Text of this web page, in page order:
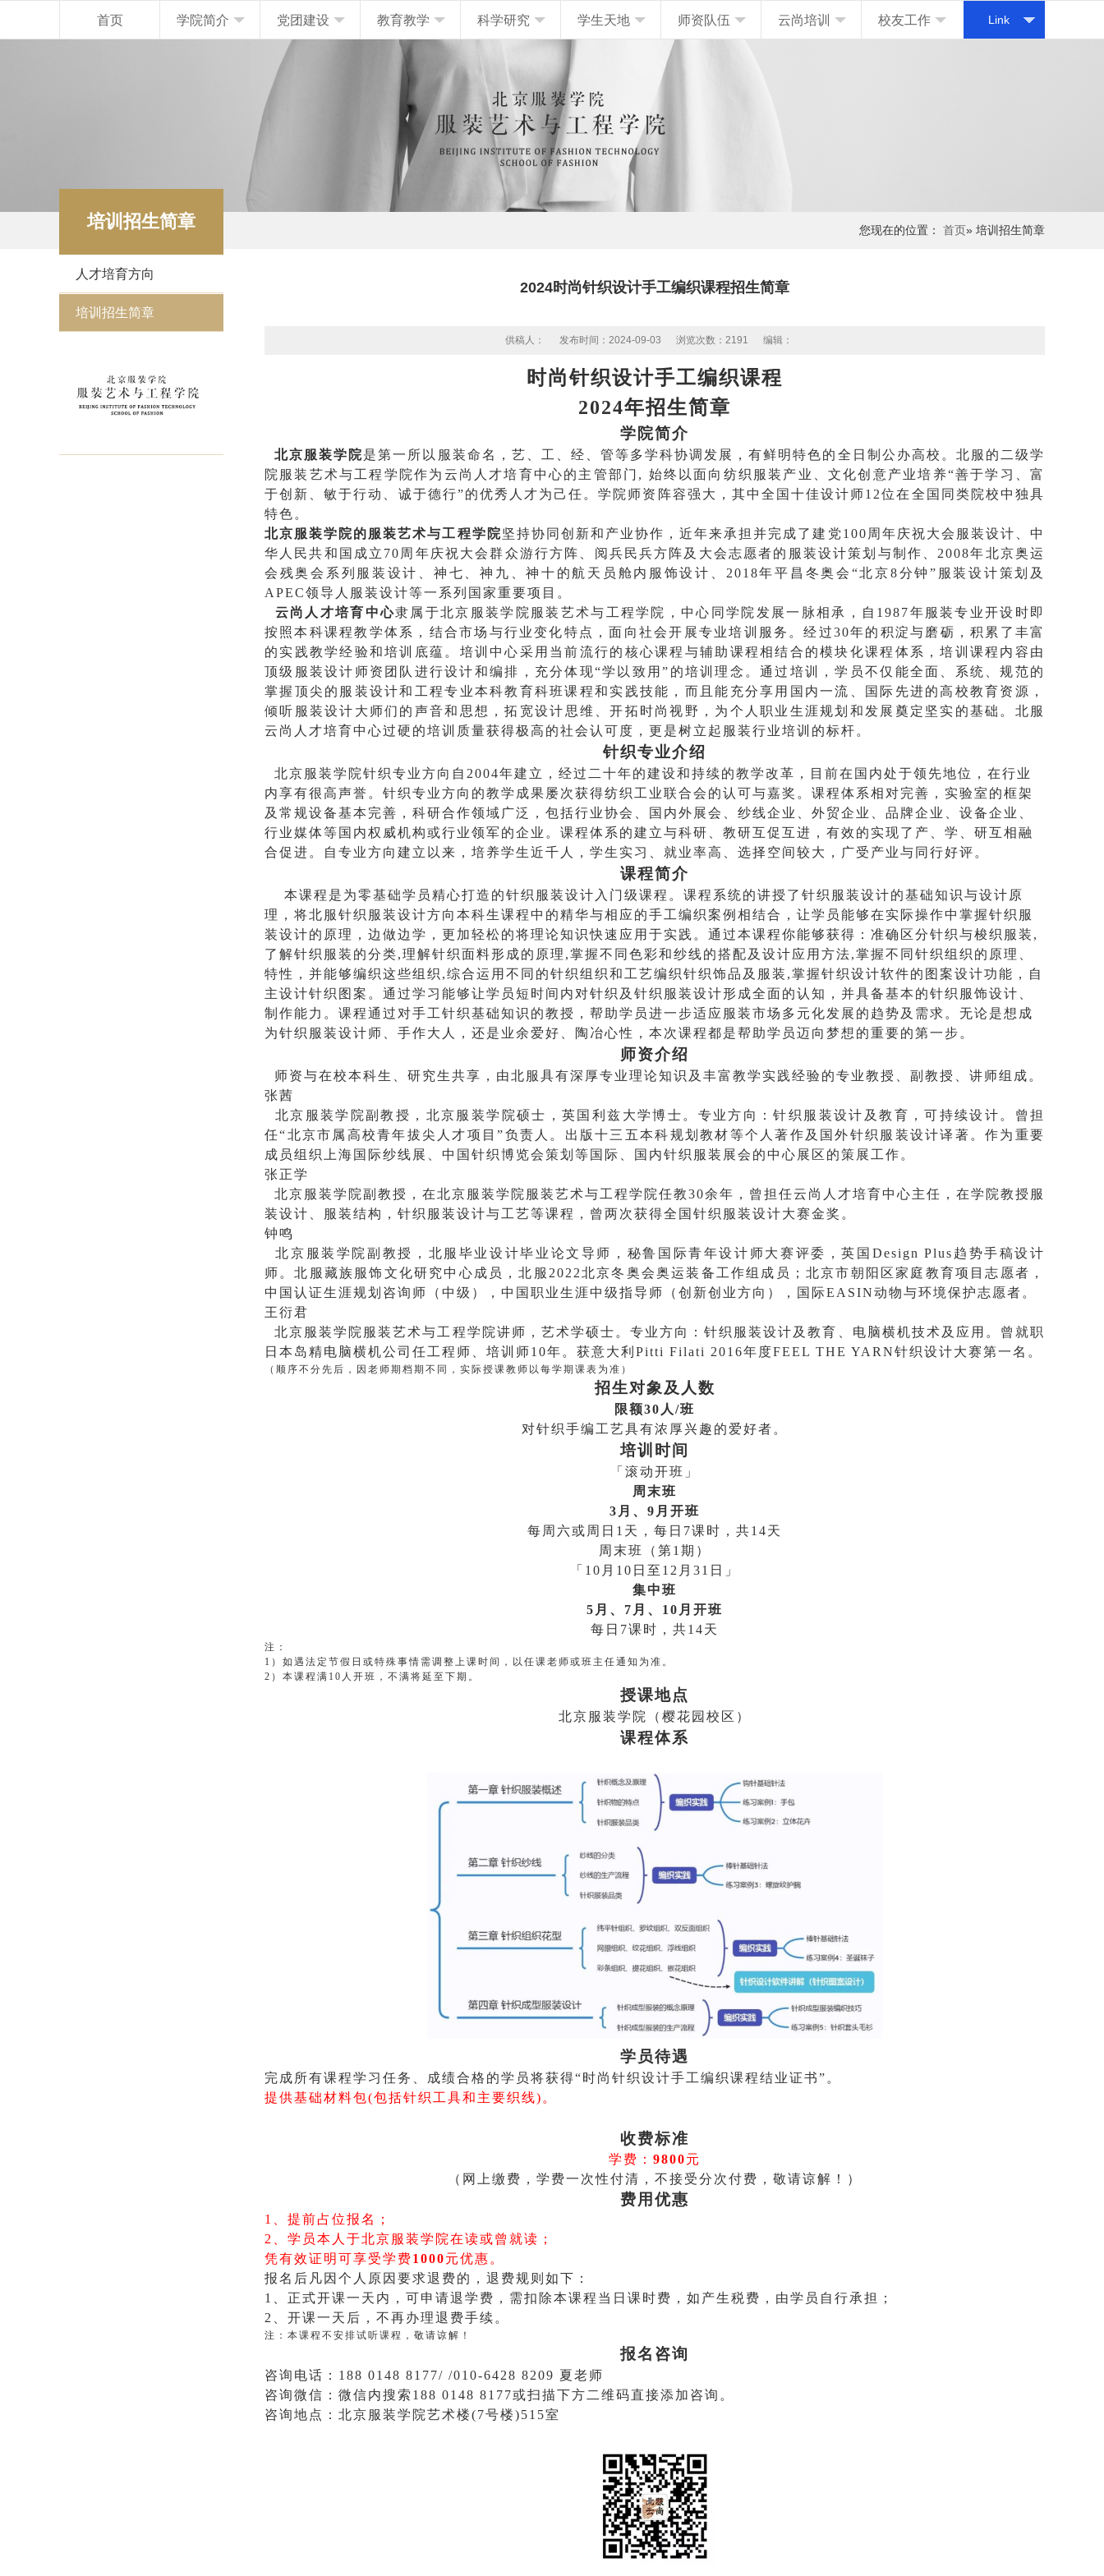
首页 学院简介 党团建设 教育教学 科学研究 学生天地 师资队伍 云尚培训 校友工作 Link
您现在的位置： 首页» 培训招生简章
培训招生简章
人才培育方向
培训招生简章
2024时尚针织设计手工编织课程招生简章
供稿人： 发布时间：2024-09-03 浏览次数： 2191 编辑：
时尚针织设计手工编织课程
2024年招生简章
学院简介
北京服装学院是第一所以服装命名，艺、工、经、管等多学科协调发展，有鲜明特色的全日制公办高校。北服的二级学
院服装艺术与工程学院作为 云尚人才培育中心的主管部门, 始终以面向纺织服装产业、文化创意产业培养“善于学习、富
于创新、敏于行动、诚于德行”的优秀人才为己任。学院师资阵容强大，其中全国十佳设计师12位在全国同类院校中独具
特色。
北京服装学院的服装艺术与工程学院坚持协同创新和产业协作，近年来承担并完成了建党100周年庆祝大会服装设计、中
华人民共和国成立70周年庆祝大会群众游行方阵、阅兵民兵方阵及大会志愿者的服装设计策划与制作、2008年北京奥运
会残奥会系列服装设计、神七、神九、神十的航天员舱内服饰设计、2018年平昌冬奥会“北京8分钟”服装设计策划及
APEC领导人服装设计等一系列国家重要项目。
云尚人才培育中心隶属于北京服装学院服装艺术与工程学院，中心同学院发展一脉相承，自1987年服装专业开设时即
按照本科课程教学体系，结合市场与行业变化特点，面向社会开展专业培训服务。经过30年的积淀与磨砺，积累了丰富
的实践教学经验和培训底蕴。培训中心采用当前流行的核心课程与辅助课程相结合的模块化课程体系，培训课程内容由
顶级服装设计师资团队进行设计和编排，充分体现“学以致用”的培训理念。通过培训，学员不仅能全面、系统、规范的
掌握顶尖的服装设计和工程专业本科教育科班课程和实践技能，而且能充分享用国内一流、国际先进的高校教育资源，
倾听服装设计大师们的声音和思想，拓宽设计思维、开拓时尚视野，为个人职业生涯规划和发展奠定坚实的基础。北 服
云尚人才培育中心过硬的培训质量获得极高的社会认可度，更是树立起服装行业培训的标杆。
针织专业介绍
北京服装学院针织专业方向自2004年建立，经过二十年的建设和持续的教学改革，目前在国内处于领先地位，在行业
内享有很高声誉。针织专业方向的教学成果屡次获得纺织工业联合会的认可与嘉奖。课程体系相对完善，实验室的框架
及常规设备基本完善，科研合作领域广泛，包括行业协会、国内外展会、纱线企业、外贸企业、品牌企业、设备企业、
行业媒体等国内权威机构或行业领军的企业。课程体系的建立与科研、教研互促互进，有效的实现了产、学、 研互相融
合促进。
自专业方向建立以来，培养学生近千人，学生实习、就业率高、选择空间较大，广受产业与同行好评。
课程简介
本课程是为零基础学员精心打造的针织服装设计入门级课程。课程系统的讲授了针织服装设计的基础知识与设计原
理，将北服针织服装设计方向本科生课程中的精华与相应的手工编织案例相结合，让学员能够在实际操作中掌握针织服
装设计的原理，边做边学，更加轻松的将理论知识快速应用于实践。通过本课程你能够获得：准确区分针织与梭织服装 ,
了解针织服装的分类,理解针织面料形成的原理 ,掌握不同色彩和纱线的搭配及设计应用方法,掌握不同针织组织的原理、
特性，并能够编织这些组织 ,综合运用不同的针织组织和工艺编织针织饰品及服装 ,掌握针织设计软件的图案设计功能，自
主设计针织图案 。 通过学习能够让学员短时间内对针织及针织服装设计形成全面的认知，并具备基本的针织服饰设计、
制作能力。课程通过对手工针织基础知识的教授，帮助学员进一步适应服装市场多元化发展的趋势及需求。无论是想成
为针织服装设计师、手作大人，还是业余爱好、陶冶心性，本次课程都是帮助学员迈向梦想的重要的第一步。
师资介绍
师资与在校本科生、研究生共享，由北 服具有深厚专业理论知识及丰富教学实践经验的专业教授、副教授、讲师组成。
张茜
北京服装学院副教授 ， 北京服装学院硕士，英国利兹大学博士。专业方向：针织服装设计及教育，可持续设计。曾担
任“北京市属高校青年拔尖人才项目”负责人。出版十三五本科规划教材等个人著作及国外针织服装设计译著。作为重要
成员组织上海国际纱线展、中国针织博览会策划等国际、国内针织服装展会的中心展区的策展工作。
张正学
北京服装学院副教授，在北京服装学院服装艺术与工程学院任教30余年，曾担任云尚人才培育中心主任，在学院教授服
装设计、服装结构，针织服装设计与工艺等课程，曾两次获得全国针织服装设计大赛金奖。
钟鸣
北京服装学院副教授，北服毕业设计毕业论文导师，秘鲁国际青年设计师大赛评委，英国Design Plus趋势手稿设计
师。北服藏族服饰文化研究中心成员，北服2022北京冬奥会奥运装备工作组成员；北京市朝阳区家庭教育项目志愿者，
中国认证生涯规划咨询师（中级），中国职业生涯中级指导师（创新创业方向），国际EASIN动物与环境保护志愿者。
王衍君
北京服装学院服装艺术与工程学院讲师 ，艺术学硕士。专业方向：针织服装设计及教育、电脑横机技术及应用。曾就职
日本岛精电脑横机公司任工程师、培训师10年。获意大利 Pitti Filati 2016年度FEEL THE YARN针织设计大赛第一名。
（顺序不分先后，因老师期档期不同，实际授课教师以每学期课表为准）
招生对象及人数
限额30 人/班
对针织手编 工艺具有浓厚兴趣的爱好者。
培训时间
「滚动开班」
周末班
3月、9月开班
每周 六或 周 日1天，每日 7课时，共14天
周末班（第1期）
「 10月10日至 12 月 31 日
」
集中班
5月、7月、10月开班
每日 7课时，共14天
注：
1）如遇法定节假日或特殊事情需调整上课时间，以任课老师或班主任通知为准。
2）本课程满10人开班，不满将延至下期。
授课地点
北京服装学院（ 樱花 园校区）
课程体系
学员待遇
完成所有课程学习任务、成绩合格的学员将获得“时尚针织设计手工 编织课程结业证书”。
提供基础材料包(包括针织工具和主要织线) 。
收费标准
学费： 9800元
（ 网上缴费，学费一次性付清 ， 不接受分次付费，敬请谅解！ ）
费用优惠
1、 提前占位报名
；
2、 学员本人 于北京服装学院在读或曾就读 ；
凭有效证明可享受学费1000元优惠。
报名后凡因 个人原因要求退费的，退费规则如下：
1、 正式开课一天内，可申请退学费，需扣除本课程当日课时费，如产生税费，由学员自行承担；
2、 开课一 天后，不再办理退费手续。
注：本课程不安排试听课程，敬请谅解！
报名咨询
咨询电话：188 0148 8177/ /010-6428 8209 夏老师
咨询微信：微信内搜索188 0148 8177或扫描下方 二维码直接添加咨询 。
咨询地点 ：北京服装学院艺术楼(7号楼)515室